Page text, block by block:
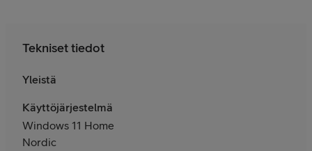
Tekniset tiedot
Yleistä
Käyttöjärjestelmä
Windows 11 Home
Nordic